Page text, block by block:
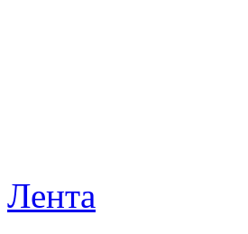
Лента